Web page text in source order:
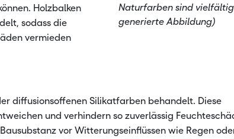
Naturfarben sind
generierte Abbildung)
Holzbalken
sodass die
vermieden
diffusionsoffenen Silikatfarben behandelt. Diese
und verhindern so zuverlässig
vor Witterungseinflüssen wie Regen